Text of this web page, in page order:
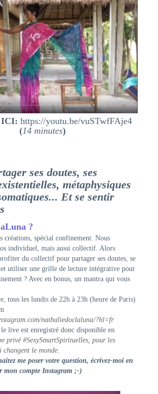
ICI: https://youtu.be/vuSTwfFAje4
(14 minutes)
ses doutes, ses
métaphysiques
Et se sentir
?
créations, spécial confinement. Nous
individuel, mais aussi collectif. Alors
du collectif pour partager ses doutes, se
utiliser une grille de lecture intégrative pour
? Avec en bonus, un mantra qui vous
tous les lundis de 22h à 23h (heure de Paris)
nathaliedoclaluna/?hl=fr
live est enregistré donc disponible en
privé #SexySmartSpirituelles, pour les
changent le monde.
me poser votre question, écrivez-moi en
mon compte Instagram ;-)